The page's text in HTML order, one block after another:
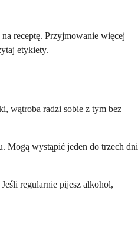
receptę. Przyjmowanie więcej
etykiety.
wątroba radzi sobie z tym bez
Mogą wystąpić jeden do trzech dni
regularnie pijesz alkohol,